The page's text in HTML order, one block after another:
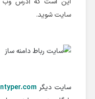
سایت شوید.
سایت دیگر